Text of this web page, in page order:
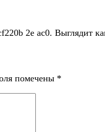
2e ac0. Выглядит
помечены *